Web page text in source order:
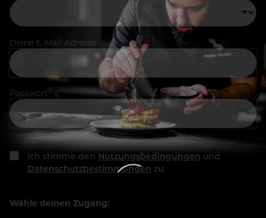
Deine E-Mail Adresse
Passwort
Ich stimme den Nutzungsbedingungen und
Datenschutzbestimmungen zu.
Wähle deinen Zugang: